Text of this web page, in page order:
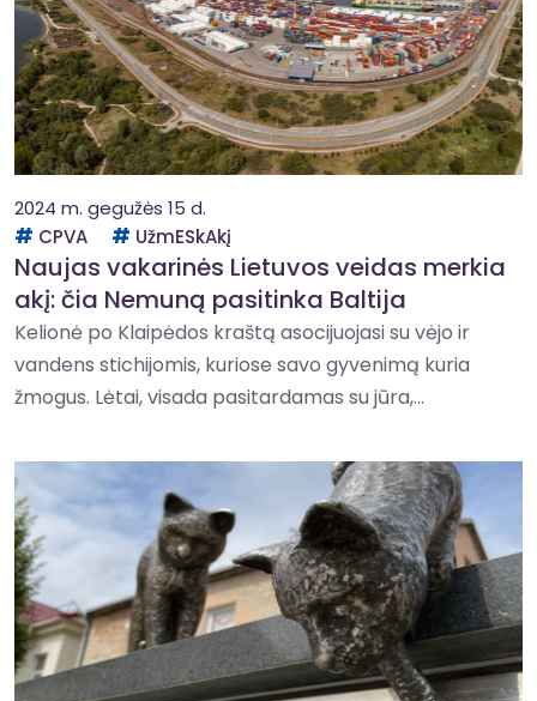
2024 m. gegužės 15 d.
CPVA
UžmESkAkį
Naujas vakarinės Lietuvos veidas merkia
akį: čia Nemuną pasitinka Baltija
Kelionė po Klaipėdos kraštą asocijuojasi su vėjo ir
vandens stichijomis, kuriose savo gyvenimą kuria
žmogus. Lėtai, visada pasitardamas su jūra,...